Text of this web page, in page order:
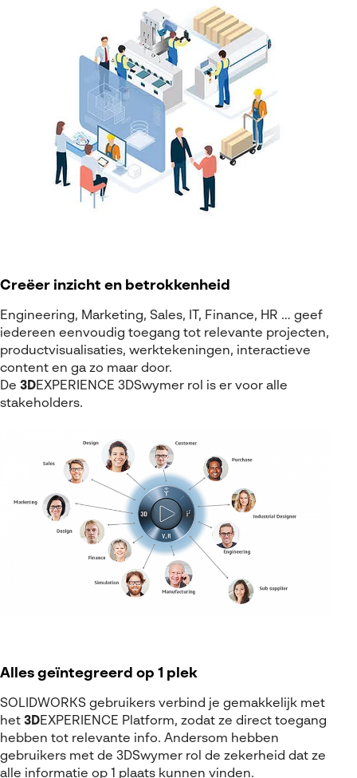
Creëer inzicht en betrokkenheid
Engineering, Marketing, Sales, IT, Finance, HR … geef
iedereen eenvoudig toegang tot relevante projecten,
productvisualisaties, werktekeningen, interactieve
content en ga zo maar door.
De 3DEXPERIENCE 3DSwymer rol is er voor alle
stakeholders.
Alles geïntegreerd op 1 plek
SOLIDWORKS gebruikers verbind je gemakkelijk met
het 3DEXPERIENCE Platform, zodat ze direct toegang
hebben tot relevante info. Andersom hebben
gebruikers met de 3DSwymer rol de zekerheid dat ze
alle informatie op 1 plaats kunnen vinden.